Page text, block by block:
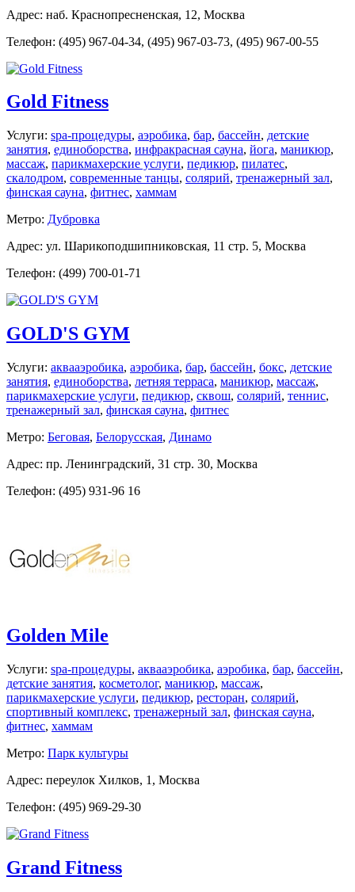
Адрес: наб. Краснопресненская, 12, Москва
Телефон: (495) 967-04-34, (495) 967-03-73, (495) 967-00-55
Gold Fitness
Услуги: spa-процедуры, аэробика, бар, бассейн, детские
занятия, единоборства, инфракрасная сауна, йога, маникюр,
массаж, парикмахерские услуги, педикюр, пилатес,
скалодром, современные танцы, солярий, тренажерный зал,
финская сауна, фитнес, хаммам
Метро: Дубровка
Адрес: ул. Шарикоподшипниковская, 11 стр. 5, Москва
Телефон: (499) 700-01-71
GOLD'S GYM
Услуги: аквааэробика, аэробика, бар, бассейн, бокс, детские
занятия, единоборства, летняя терраса, маникюр, массаж,
парикмахерские услуги, педикюр, сквош, солярий, теннис,
тренажерный зал, финская сауна, фитнес
Метро: Беговая, Белорусская, Динамо
Адрес: пр. Ленинградский, 31 стр. 30, Москва
Телефон: (495) 931-96 16
Golden Mile
Услуги: spa-процедуры, аквааэробика, аэробика, бар, бассейн,
детские занятия, косметолог, маникюр, массаж,
парикмахерские услуги, педикюр, ресторан, солярий,
спортивный комплекс, тренажерный зал, финская сауна,
фитнес, хаммам
Метро: Парк культуры
Адрес: переулок Хилков, 1, Москва
Телефон: (495) 969-29-30
Grand Fitness